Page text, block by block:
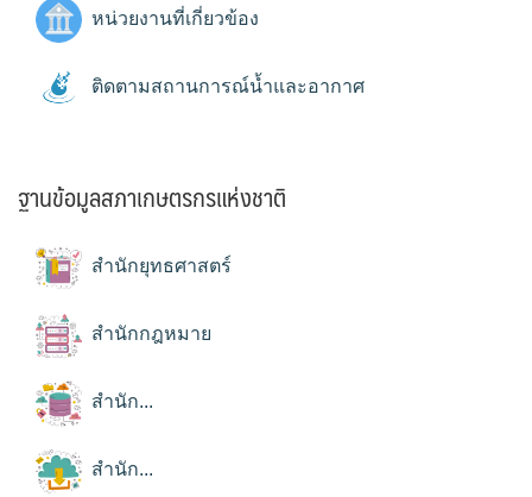
หน่วยงานที่เกี่ยวข้อง
ติดตามสถานการณ์น้ำและอากาศ
ฐานข้อมูลสภาเกษตรกรแห่งชาติ
สำนักยุทธศาสตร์
สำนักกฎหมาย
สำนัก...
สำนัก...